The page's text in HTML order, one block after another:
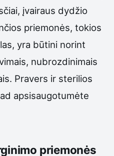
įvairaus dydžio
priemonės, tokios
yra būtini norint
nubrozdinimais
Pravers ir sterilios
apsisaugotumėte
priemonės